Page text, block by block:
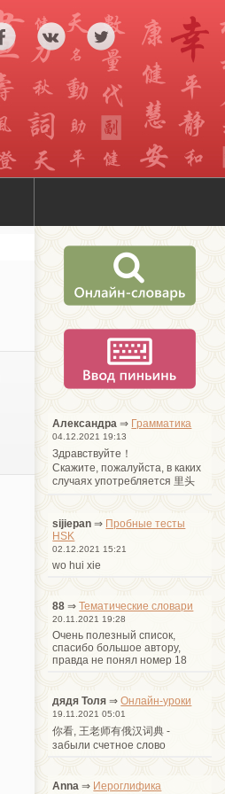
Александра ⇒ Грамматика
04.12.2021 19:13
Здравствуйте！
Cкажите, пожалуйста, в каких
случаях употребляется 里头
sijiepan ⇒ Пробные тесты
HSK
02.12.2021 15:21
wo hui xie
88 ⇒Тематические словари
20.11.2021 19:28
Очень полезный список,
спасибо большое автору,
правда не понял номер 18
дядя Толя ⇒Онлайн-уроки
19.11.2021 05:01
你看, 王老师有俄汉词典 -
забыли счетное слово
Anna ⇒ Иероглифика